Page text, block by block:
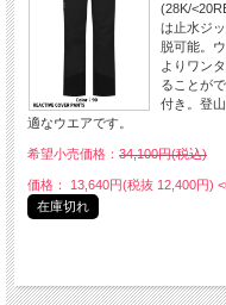
(28K/
は止水ジ
脱可能。
よりワン
ることが
付き。登
適なウエアです。
希望小売価格： 34,100円(税込)
価格： 13,640円(税抜 12,400円)
在庫切れ